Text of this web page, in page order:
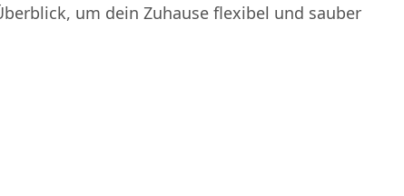
um dein Zuhause flexibel und sauber